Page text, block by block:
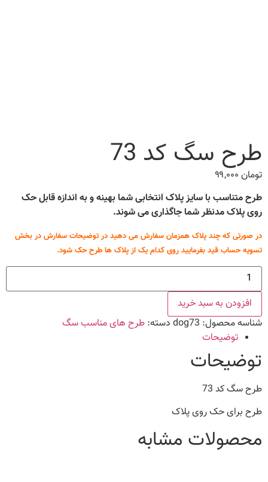
طرح سگ کد 73
تومان
طرح متناسب با سایز پلاک انتخابی شما بهینه و به اندازه قابل حک
روی پلاک مدنظر شما جاگذاری می شوند.
در صورتی که چند پلاک همزمان سفارش می دهید در توضیحات سفارش در بخش
تسویه حساب قید بفرمایید روی کدام یک از پلاک ها طرح حک شود.
طرح
سگ
کد
عددافزودن به سبد خرید
شناسه محصول: dog73 دسته: طرح های مناسب سگ
توضیحات
توضیحات
طرح سگ کد 73
طرح برای حک روی پلاک
محصولات مشابه